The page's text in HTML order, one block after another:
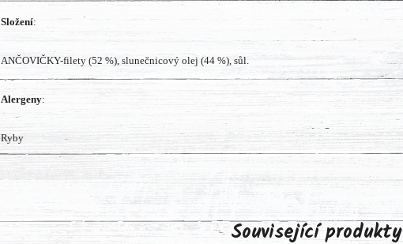
Složení:
ANČOVIČKY-filety (52 %), slunečnicový olej (44 %), sůl.
Alergeny:
Ryby
Související produkty